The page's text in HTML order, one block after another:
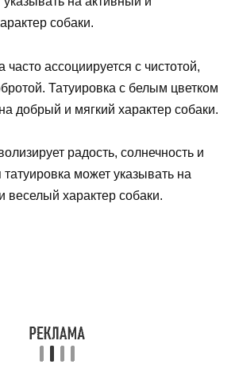
собаки.
часто ассоциируется с чистотой,
Татуировка с белым цветком
добрый и мягкий характер собаки.
радость, солнечность и
может указывать на
веселый характер собаки.